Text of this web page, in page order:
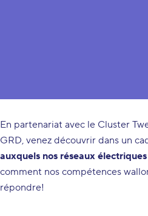
En partenariat avec le Cluster
GRD, venez découvrir dans un
auxquels nos réseaux
comment nos compétences
répondre!